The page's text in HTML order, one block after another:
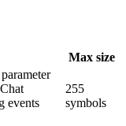
Max size
events
255
symbols